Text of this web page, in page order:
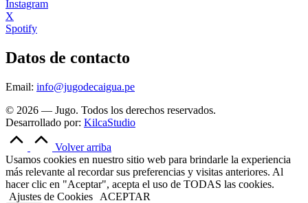
Instagram
X
Spotify
Datos de contacto
Email: info@jugodecaigua.pe
© 2026 — Jugo. Todos los derechos reservados.
Desarrollado por: KilcaStudio
Volver arriba
Usamos cookies en nuestro sitio web para brindarle la experiencia
más relevante al recordar sus preferencias y visitas anteriores. Al
hacer clic en "Aceptar", acepta el uso de TODAS las cookies.
Ajustes de Cookies
ACEPTAR